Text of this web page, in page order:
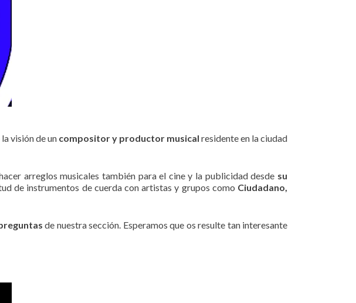
la visión de un compositor y productor musical residente en la ciudad
arreglos musicales también para el cine y la publicidad desde su
de instrumentos de cuerda con artistas y grupos como Ciudadano,
de nuestra sección. Esperamos que os resulte tan interesante